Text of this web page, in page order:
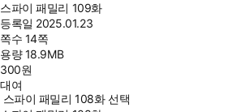
스파이 패밀리 109화
등록일 2025.01.23
쪽수 14쪽
용량18.9MB
300원
대여
스파이 패밀리 108화 선택